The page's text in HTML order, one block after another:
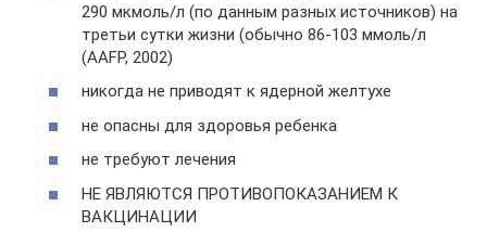
290 мкмоль/л (по данным разных источников) на
третьи сутки жизни (обычно 86-103 ммоль/л
(AAFP, 2002)
никогда не приводят к ядерной желтухе
не опасны для здоровья ребенка
не требуют лечения
НЕ ЯВЛЯЮТСЯ ПРОТИВОПОКАЗАНИЕМ К
ВАКЦИНАЦИИ